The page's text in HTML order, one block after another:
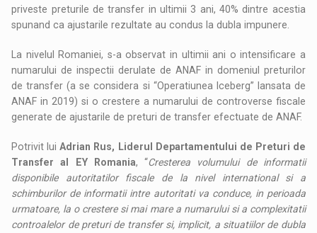
priveste preturile de transfer in ultimii 3 ani, 40% dintre acestia
spunand ca ajustarile rezultate au condus la dubla impunere.
La nivelul Romaniei, s-a observat in ultimii ani o intensificare a
numarului de inspectii derulate de ANAF in domeniul preturilor
de transfer (a se considera si “Operatiunea Iceberg” lansata de
ANAF in 2019) si o crestere a numarului de controverse fiscale
generate de ajustarile de preturi de transfer efectuate de ANAF.
Potrivit luiAdrian Rus, Liderul Departamentului de Preturi de
Transfer al EY Romania, “Cresterea volumului de informatii
disponibile autoritatilor fiscale de la nivel international si a
schimburilor de informatii intre autoritati va conduce, in perioada
urmatoare, la o crestere si mai mare a numarului si a complexitatii
controalelor de preturi de transfer si, implicit, a situatiilor de dubla